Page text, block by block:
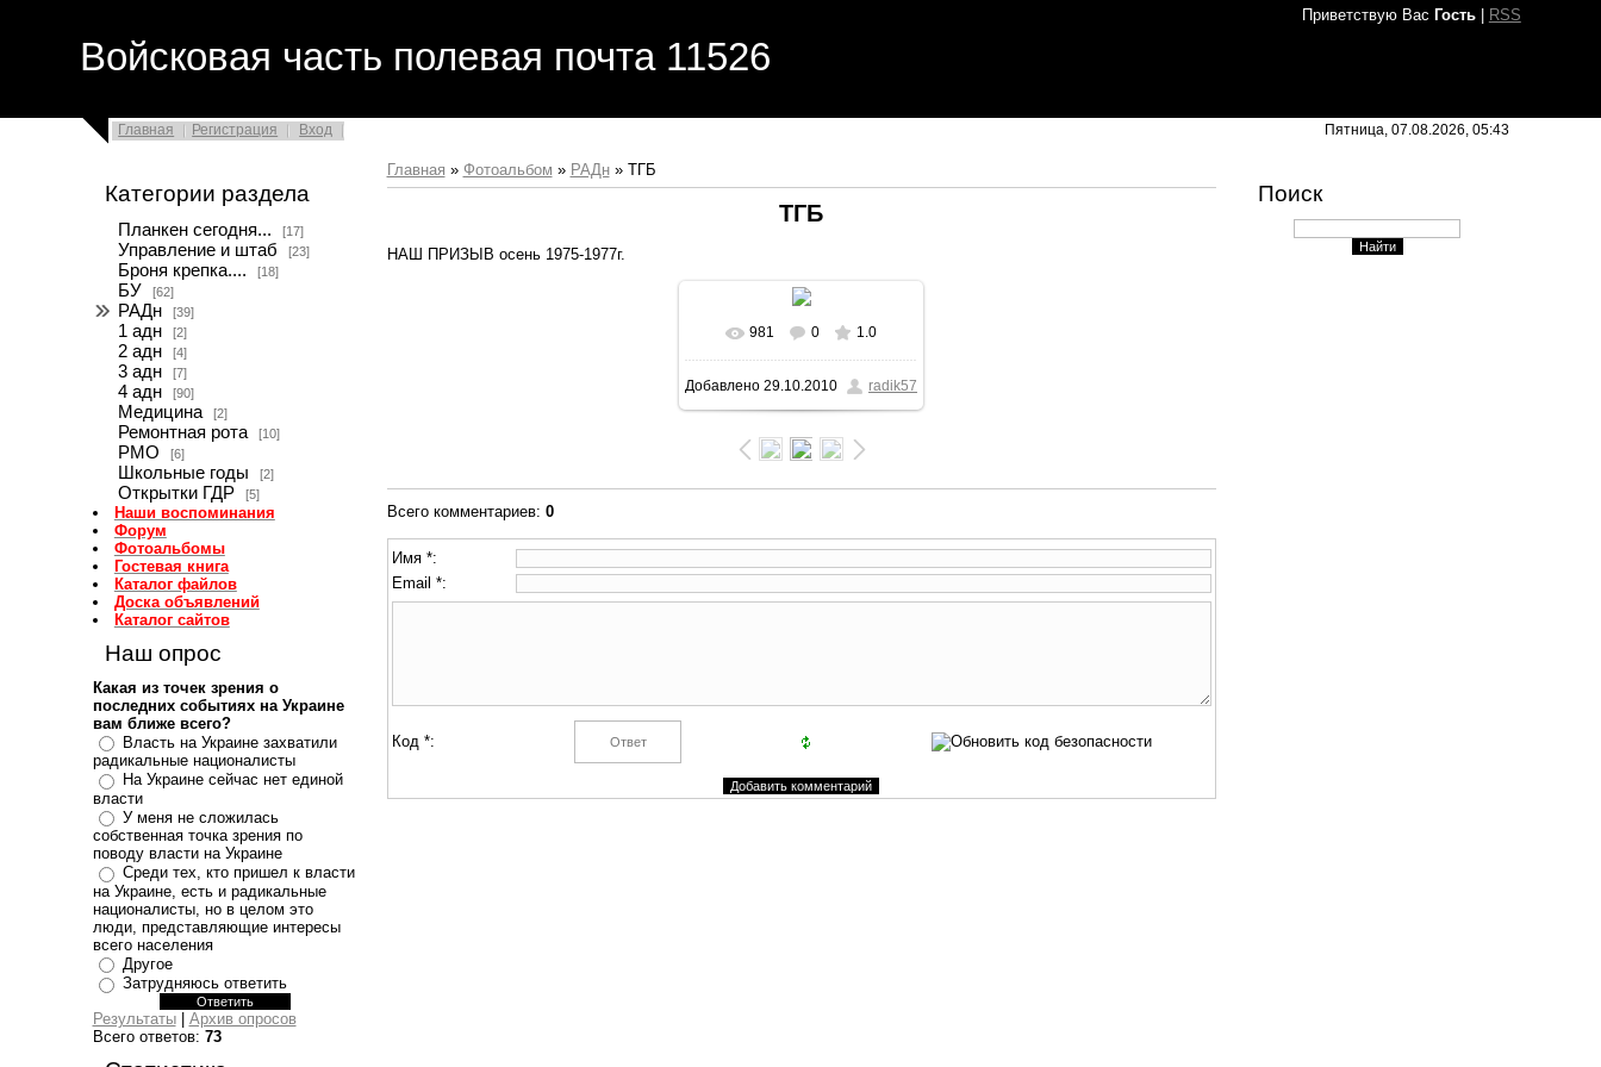
Приветствую Вас Гость| RSS
Войсковая часть полевая почта 11526
Главная Регистрация Вход Пятница, 07.08.2026, 05:43
Категории раздела
Планкен сегодня... [17]
Управление и штаб [23]
Броня крепка.... [18]
БУ [62]
РАДн [39]
1 адн [2]
2 адн [4]
3 адн [7]
4 адн [90]
Медицина [2]
Ремонтная рота [10]
РМО [6]
Школьные годы [2]
Открытки ГДР [5]
Наши воспоминания
Форум
Фотоальбомы
Гостевая книга
Каталог файлов
Доска объявлений
Каталог сайтов
Наш опрос
Какая из точек зрения о
последних событиях на Украине
вам ближе всего?
Власть на Украине захватили
радикальные националисты
На Украине сейчас нет единой
власти
У меня не сложилась
собственная точка зрения по
поводу власти на Украине
Среди тех, кто пришел к власти
на Украине, есть и радикальные
националисты, но в целом это
люди, представляющие интересы
всего населения
Другое
Затрудняюсь ответить
Результаты| Архив опросов
Всего ответов: 73
Главная » Фотоальбом » РАДн» ТГБ
ТГБ
НАШ ПРИЗЫВ осень 1975-1977г.
В реальном размере
628x480/ 143.7Kb
981 0 1.0
Добавлено 29.10.2010 radik57
Всего комментариев: 0
Имя *:
Email *:
Код *:
Поиск